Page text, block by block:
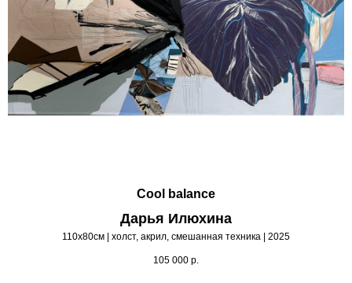
Cool balance
Дарья Илюхина
110х80см | холст, акрил, смешанная техника | 2025
105 000 р.